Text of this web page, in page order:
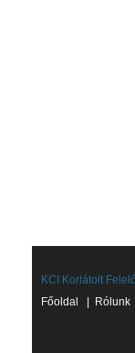
KCI Korlátolt
Főoldal
Rólunk